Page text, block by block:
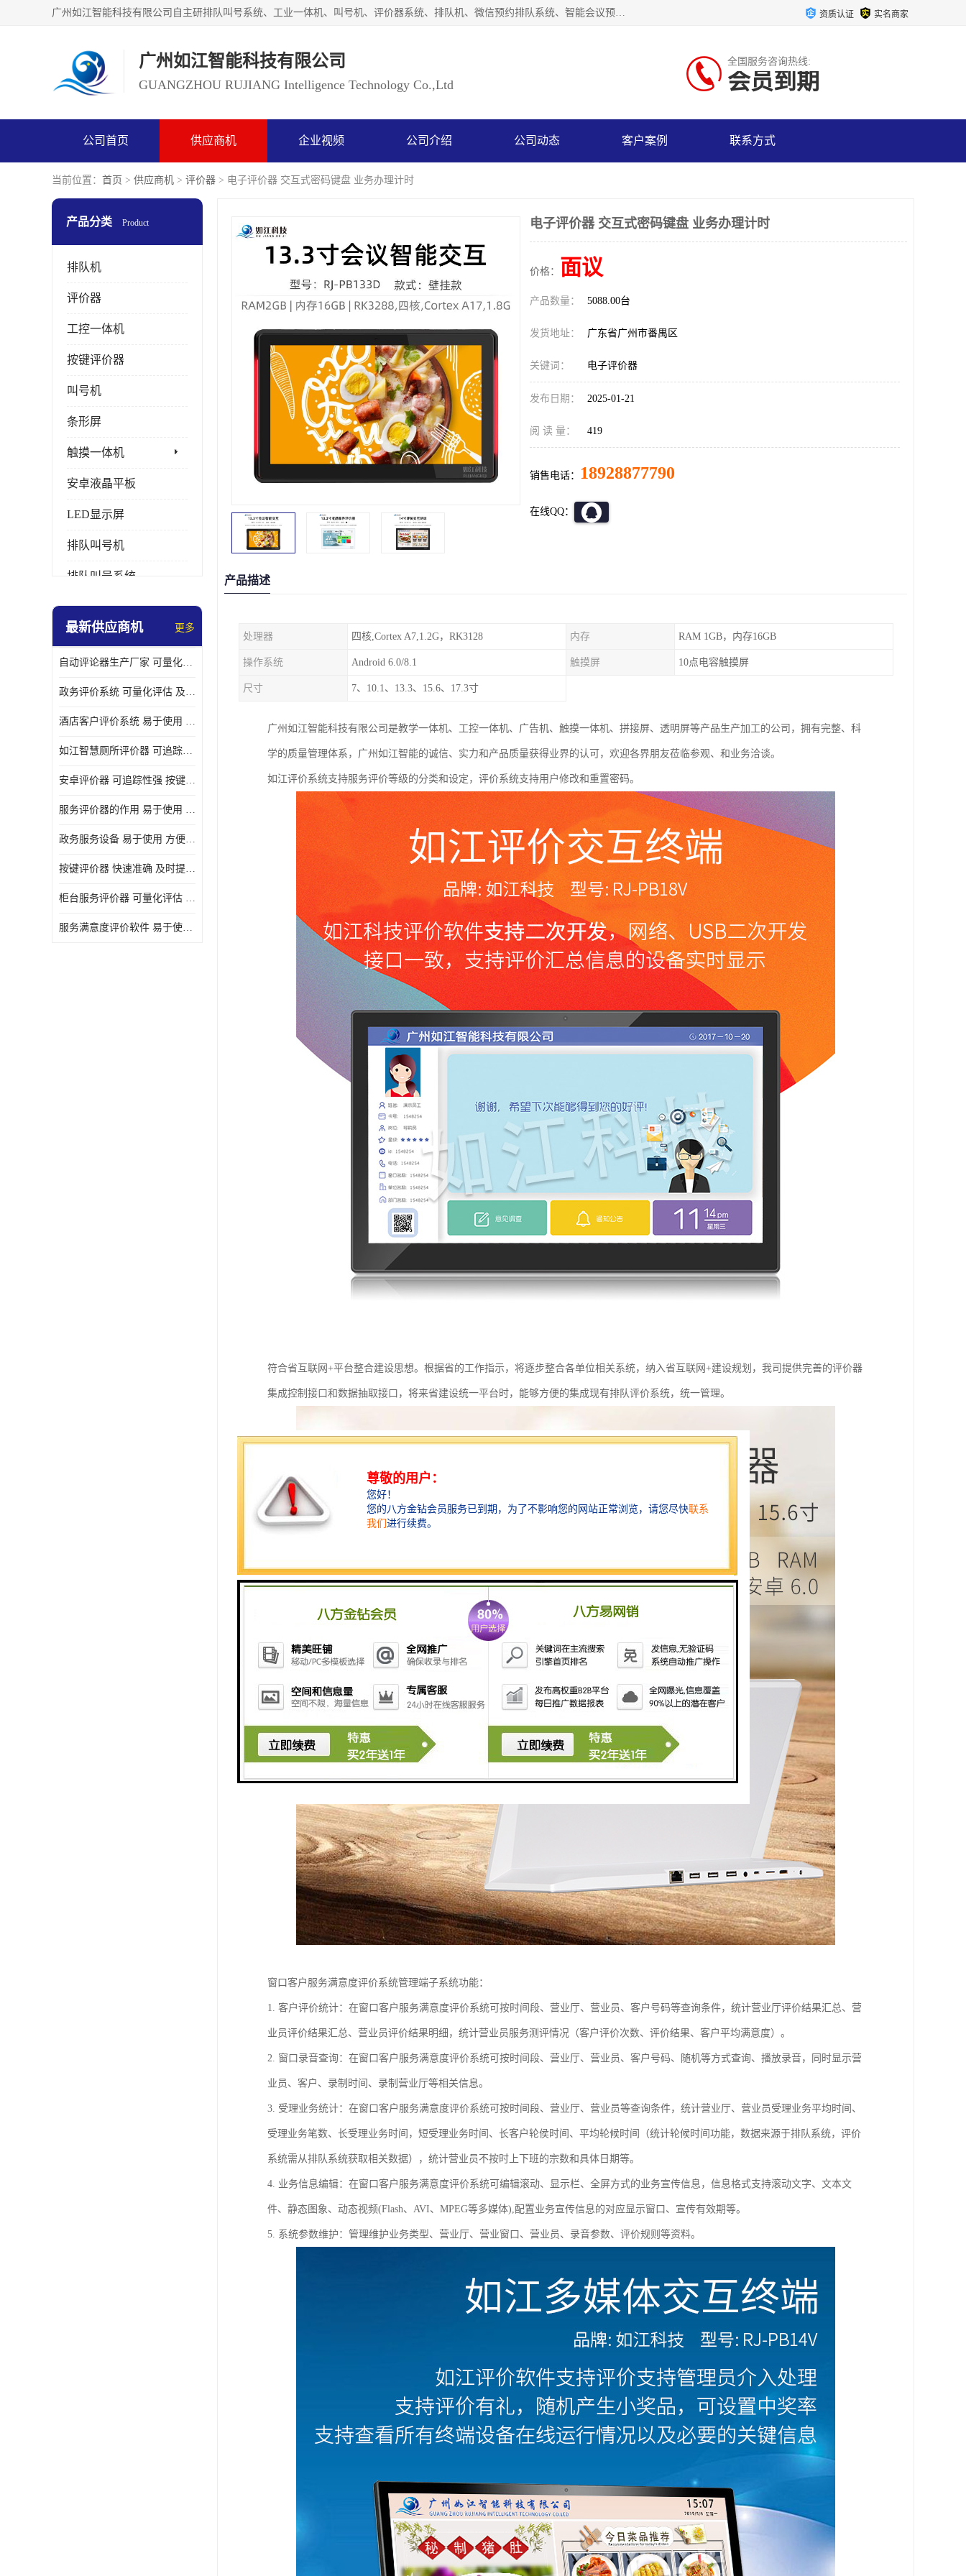
广州如江智能科技有限公司自主研排队叫号系统、工业一体机、叫号机、评价器系统、排队机、微信预约排队系统、智能会议预约系统、自助终端机、自助查询机、LED显示屏、触控一体机、平板会议一体机、教学一体机、室户外液晶广告机等生产以及解决方案，是一家高新技术企业，支持软硬件定制，全国上门安装售后服务。 资质认证 实名商家
广州如江智能科技有限公司
GUANGZHOU RUJIANG Intelligence Technology Co.,Ltd
全国服务咨询热线:
会员到期
公司首页 供应商机 企业视频 公司介绍 公司动态 客户案例 联系方式
当前位置： 首页 > 供应商机 > 评价器 > 电子评价器 交互式密码键盘 业务办理计时
产品分类 Product
排队机
评价器
工控一体机
按键评价器
叫号机
条形屏
触摸一体机
安卓液晶平板
LED显示屏
排队叫号机
排队叫号系统
拼接屏
壁挂广告机
液晶广告机
最新供应商机 更多
自动评论器生产厂家 可量化评估 适用于多种应用场景
政务评价系统 可量化评估 及时提供反馈
酒店客户评价系统 易于使用 按键响应速度
如江智慧厕所评价器 可追踪性强 及时提供反馈
安卓评价器 可追踪性强 按键响应速度
服务评价器的作用 易于使用 按键响应速度
政务服务设备 易于使用 方便数据记录和分析
按键评价器 快速准确 及时提供反馈
柜台服务评价器 可量化评估 及时提供反馈
服务满意度评价软件 易于使用 及时提供反馈
电子评价器 交互式密码键盘 业务办理计时
价格： 面议
产品数量： 5088.00台
发货地址： 广东省广州市番禺区
关键词： 电子评价器
发布日期： 2025-01-21
阅 读 量： 419
销售电话： 18928877790
在线QQ：
产品描述
处理器 四核,Cortex A7,1.2G，RK3128 内存 RAM 1GB，内存16GB
操作系统 Android 6.0/8.1 触摸屏 10点电容触摸屏
尺寸 7、10.1、13.3、15.6、17.3寸
广州如江智能科技有限公司是教学一体机、工控一体机、广告机、触摸一体机、拼接屏、透明屏等产品生产加工的公司，拥有完整、科
学的质量管理体系，广州如江智能的诚信、实力和产品质量获得业界的认可，欢迎各界朋友莅临参观、和业务洽谈。
如江评价系统支持服务评价等级的分类和设定，评价系统支持用户修改和重置密码。
符合省互联网+平台整合建设思想。根据省的工作指示，将逐步整合各单位相关系统，纳入省互联网+建设规划，我司提供完善的评价器
集成控制接口和数据抽取接口，将来省建设统一平台时，能够方便的集成现有排队评价系统，统一管理。
窗口客户服务满意度评价系统管理端子系统功能：
1. 客户评价统计：在窗口客户服务满意度评价系统可按时间段、营业厅、营业员、客户号码等查询条件，统计营业厅评价结果汇总、营
业员评价结果汇总、营业员评价结果明细，统计营业员服务测评情况（客户评价次数、评价结果、客户平均满意度）。
2. 窗口录音查询：在窗口客户服务满意度评价系统可按时间段、营业厅、营业员、客户号码、随机等方式查询、播放录音，同时显示营
业员、客户、录制时间、录制营业厅等相关信息。
3. 受理业务统计：在窗口客户服务满意度评价系统可按时间段、营业厅、营业员等查询条件，统计营业厅、营业员受理业务平均时间、
受理业务笔数、长受理业务时间，短受理业务时间、长客户轮侯时间、平均轮候时间（统计轮候时间功能，数据来源于排队系统，评价
系统需从排队系统获取相关数据），统计营业员不按时上下班的宗数和具体日期等。
4. 业务信息编辑：在窗口客户服务满意度评价系统可编辑滚动、显示栏、全屏方式的业务宣传信息，信息格式支持滚动文字、文本文
件、静态图象、动态视频(Flash、AVI、MPEG等多媒体),配置业务宣传信息的对应显示窗口、宣传有效期等。
5. 系统参数维护：管理维护业务类型、营业厅、营业窗口、营业员、录音参数、评价规则等资料。